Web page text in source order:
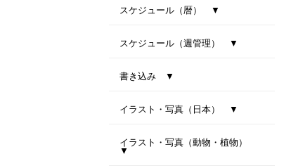
オールウェイズ･3マンス･7カラーズ
干支カレンダー（午）(All eco)
スリーマンスセブンカラーズ
スケジュール（暦） ▼
シンプルデイス（六曜なし）
スケジュール（週管理） ▼
月の満ち欠けと潮回り
インデックス・モノクロ
マンデースタート ビジネス
卓上シックスウィークス
書き込み ▼
ワークライフ・セブンカラーズ
卓上プラリングカレンダー（小）
卓上プラリングカレンダー（大）
イラスト・写真（日本） ▼
東海道五拾三次（週めくり）
卓上ｼﾞｬﾊﾟﾝｶﾗｰｲﾝﾃﾞｯｸｽ
イラスト・写真（動物・植物）
▼